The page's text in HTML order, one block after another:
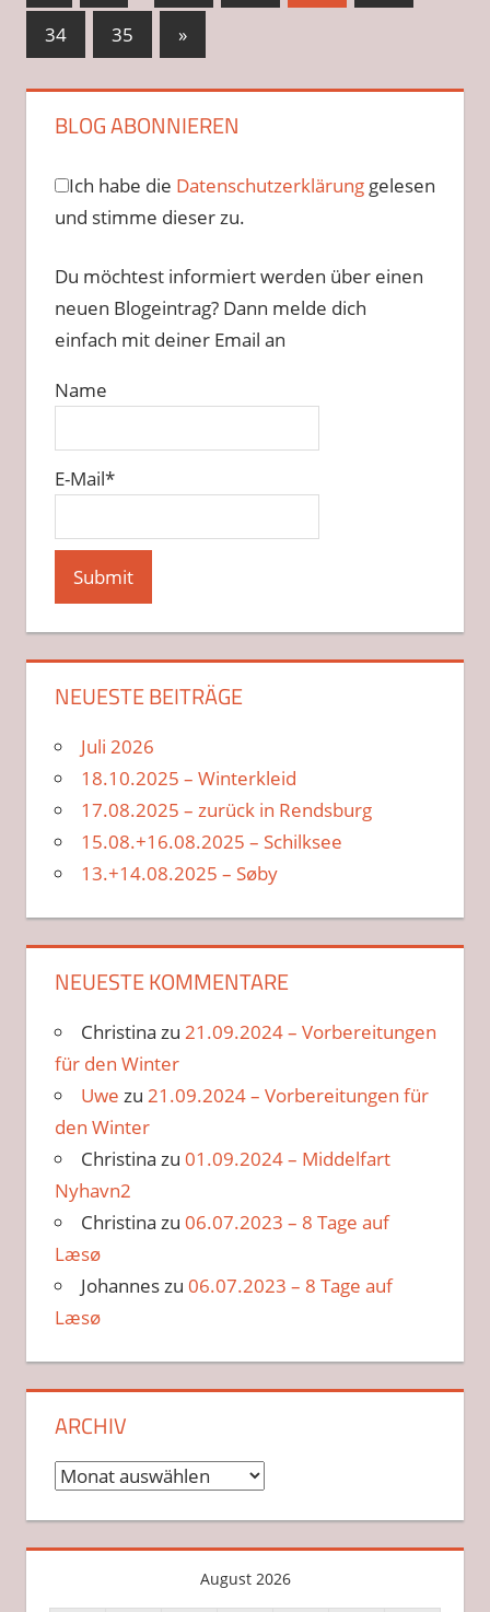
der
Beiträge
Beiträge
34
35
Nächste
Beiträge
»
BLOG ABONNIEREN
Ich habe die Datenschutzerklärunggelesen
und stimme dieser zu.
Du möchtest informiert werden über einen
neuen Blogeintrag? Dann melde dich
einfach mit deiner Email an
Name
E-Mail*
NEUESTE BEITRÄGE
Juli 2026
18.10.2025 – Winterkleid
17.08.2025 – zurück in Rendsburg
15.08.+16.08.2025 – Schilksee
13.+14.08.2025 – Søby
NEUESTE KOMMENTARE
Christina zu 21.09.2024 – Vorbereitungen
für den Winter
Uwe zu 21.09.2024 – Vorbereitungen für
den Winter
Christina zu 01.09.2024 – Middelfart
Nyhavn2
Christina zu 06.07.2023 – 8 Tage auf
Læsø
Johanneszu 06.07.2023 – 8 Tage auf
Læsø
ARCHIV
Archiv
August 2026